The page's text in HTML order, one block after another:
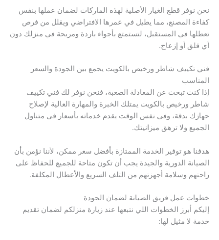
نحن نوفر قطع الغيار الأصلية لهذه الماركات لضمان عملها بنفس
كفاءة المصنع، مما يطيل في عمرها الافتراضي ويقلل من فرص
تعطلها في المستقبل، لتستمتع بأجواء باردة ومريحة في منزلك دون
أي قلق أو إزعاج.
فني تكييف شاطر ورخيص بالكويت يجمع بين الجودة والسعر
المناسب
إذا كنت تبحث عن المعادلة الصعبة، فنحن نوفر لك فني تكييف
شاطر ورخيص بالكويت يمتلك الخبرة والمهارة العالية لإصلاح
جهازك بدقة، وفي نفس الوقت يقدم خدماته بأسعار في متناول
الجميع ولا ترهق ميزانيتك.
هدفنا هو توفير الخدمة الممتازة بأفضل سعر ممكن، لأننا نؤمن بأن
الصيانة الدورية والجيدة يجب أن تكون متاحة للجميع للحفاظ على
راحتهم وسلامة أجهزتهم من التلف السريع والأعطال المكلفة.
خطوات عمل فريق الصيانة لضمان الجودة
إليكم أبرز الخطوات اللي نتبعها عند زيارة منزلكم لضمان تقديم
خدمة لا مثيل لها: